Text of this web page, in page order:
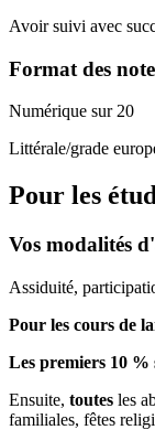
Avoir suivi avec
Format des
Numérique sur 20
Littérale/grade
Pour les
Vos modalités
Assiduité,
Pour les cours de
Les premiers 10 %
Ensuite, toutes les
familiales, fêtes